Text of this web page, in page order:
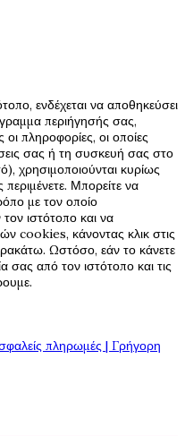
ενδέχεται να αποθηκεύσει
περιήγησής σας,
πληροφορίες, οι οποίες
σας ή τη συσκευή σας στο
χρησιμοποιούνται κυρίως
Μπορείτε να
με τον οποίο
ιστότοπο και να
cookies, κάνοντας κλικ στις
Ωστόσο, εάν το κάνετε
σας από τον ιστότοπο και τις
πληρωμές | Γρήγορη